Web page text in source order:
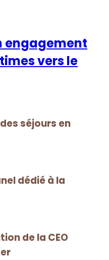
engagement
vers le
séjours en
dédié à la
de la CEO